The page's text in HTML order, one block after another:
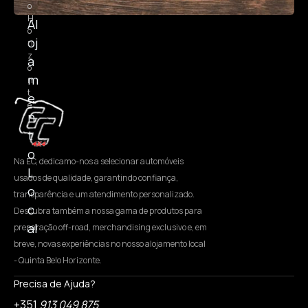
Al
oj
a
m
e
n
t
o
L
o
c
al
o
H
o
ri
z
o
n
t
e
Na EC, dedicamo-nos a selecionar automóveis
usados de qualidade, garantindo confiança,
transparência e um atendimento personalizado.
Descubra também a nossa gama de produtos para
preparação off-road, merchandising exclusivo e, em
breve, novas experiências no nosso alojamento local
- Quinta Belo Horizonte.
Precisa de Ajuda?
+351 913 049 875